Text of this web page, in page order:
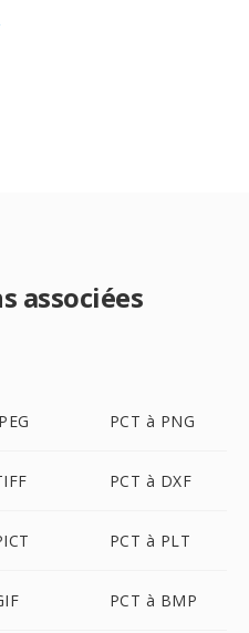
associées
PCT à PNG
PCT à DXF
PCT à PLT
PCT à BMP